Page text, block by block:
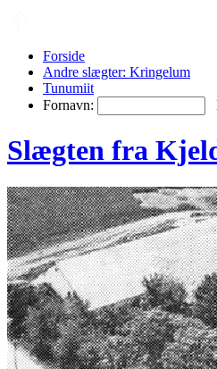
Forside
Andre slægter: Kringelum
Tunumiit
Fornavn:
Slægten fra